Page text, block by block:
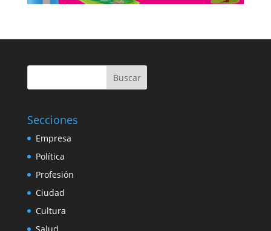
Buscar
Secciones
Empresa
Política
Profesión
Ciudad
Cultura